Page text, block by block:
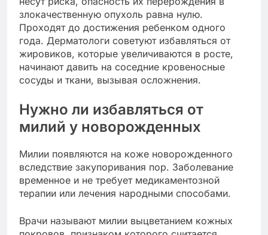
злокачественную опухоль равна нулю.
Проходят до достижения ребенком одного
года. Дерматологи советуют избавляться от
жировиков, которые увеличиваются в росте,
начинают давить на соседние кровеносные
сосуды и ткани, вызывая осложнения.
Нужно ли избавляться от
милий у новорожденных
Милии появляются на коже новорожденного
вследствие закупоривания пор. Заболевание
временное и не требует медикаментозной
терапии или лечения народными способами.
Врачи называют милии выцветанием кожных